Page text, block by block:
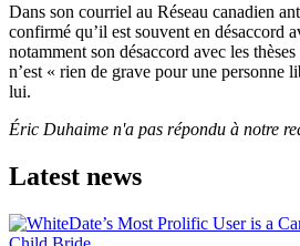
Dans son courriel au Réseau canadien
confirmé qu’il est souvent en désaccord
notamment son désaccord avec les
n’est « rien de grave pour une personne
lui.
Éric Duhaime n'a pas répondu à notre
Latest news